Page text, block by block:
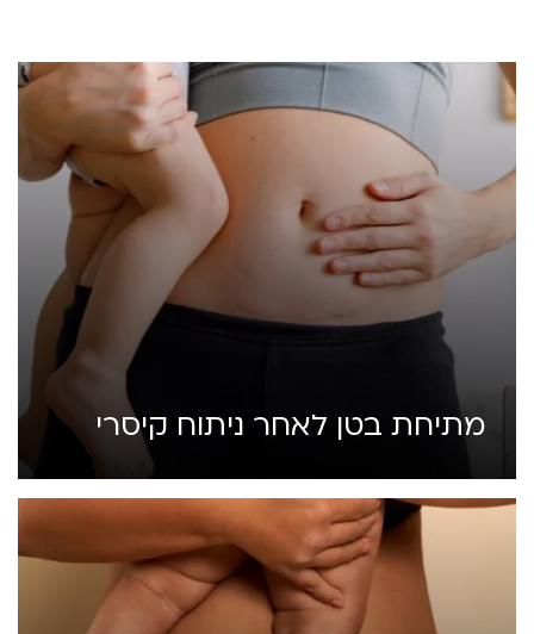
מתיחת בטן לאחר ניתוח קיסרי